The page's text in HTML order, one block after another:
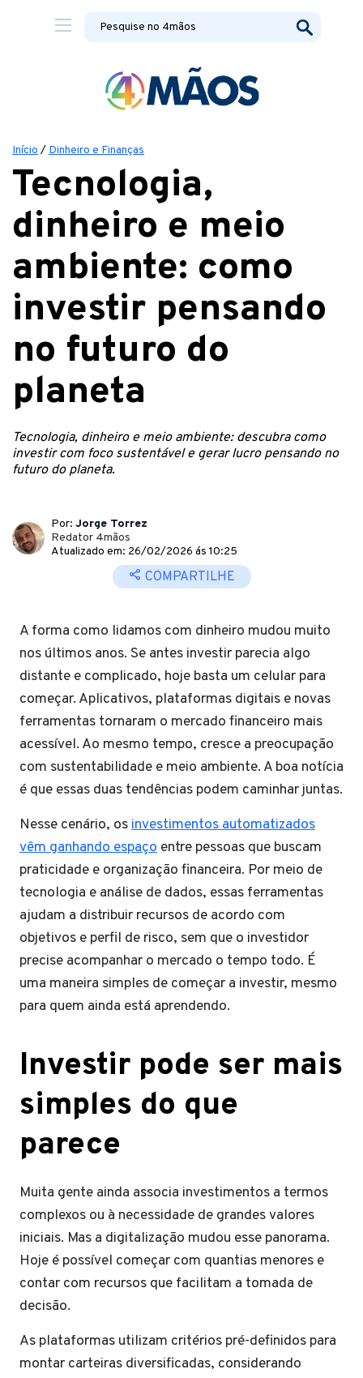
Início / Dinheiro e Finanças
Tecnologia,
dinheiro e meio
ambiente: como
investir pensando
no futuro do
planeta
Tecnologia, dinheiro e meio ambiente: descubra como
investir com foco sustentável e gerar lucro pensando no
futuro do planeta.
Por: Jorge Torrez
Redator 4mãos
Atualizado em: 26/02/2026 ás 10:25
COMPARTILHE
A forma como lidamos com dinheiro mudou muito
nos últimos anos. Se antes investir parecia algo
distante e complicado, hoje basta um celular para
começar. Aplicativos, plataformas digitais e novas
ferramentas tornaram o mercado financeiro mais
acessível. Ao mesmo tempo, cresce a preocupação
com sustentabilidade e meio ambiente. A boa notícia
é que essas duas tendências podem caminhar juntas.
Nesse cenário, osinvestimentos automatizados
vêm ganhando espaço entre pessoas que buscam
praticidade e organização financeira. Por meio de
tecnologia e análise de dados, essas ferramentas
ajudam a distribuir recursos de acordo com
objetivos e perfil de risco, sem que o investidor
precise acompanhar o mercado o tempo todo. É
uma maneira simples de começar a investir, mesmo
para quem ainda está aprendendo.
Investir pode ser mais
simples do que
parece
Muita gente ainda associa investimentos a termos
complexos ou à necessidade de grandes valores
iniciais. Mas a digitalização mudou esse panorama.
Hoje é possível começar com quantias menores e
contar com recursos que facilitam a tomada de
decisão.
As plataformas utilizam critérios pré-definidos para
montar carteiras diversificadas, considerando